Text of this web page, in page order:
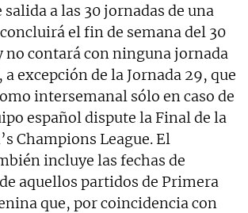
a las 30 jornadas de una
el fin de semana del 30
no contará con ninguna jornada
excepción de la Jornada 29, que
intersemanal sólo en caso de
español dispute la Final de la
Champions League. El
incluye las fechas de
aquellos partidos de Primera
que, por coincidencia con